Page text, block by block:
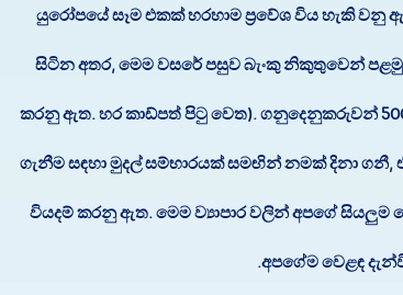
යුරෝපයේ සෑම එකක් හරහාම ප්‍රවේශ විය හැකි
සිටින අතර, මෙම වසරේ පසුව බැංකු නිකුතුවෙන්
කරනු ඇත. හර කාඩ්පත් පිටු වෙත). ගනුදෙනුකරුවන්
ගැනීම සඳහා මුදල් සම්භාරයක් සමඟින් නමක් දිනා
වියදම් කරනු ඇත. මෙම ව්‍යාපාර වලින් අපගේ
අපගේම වෙළඳ